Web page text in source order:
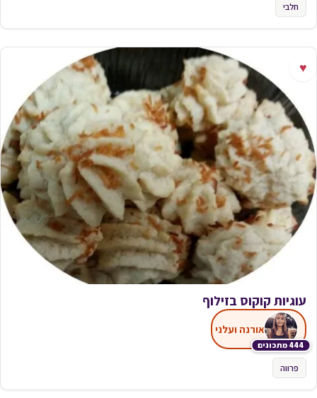
חלבי
♥
עוגיות קוקוס בזילוף
444 מתכונים
אורנה ועלני
פרווה